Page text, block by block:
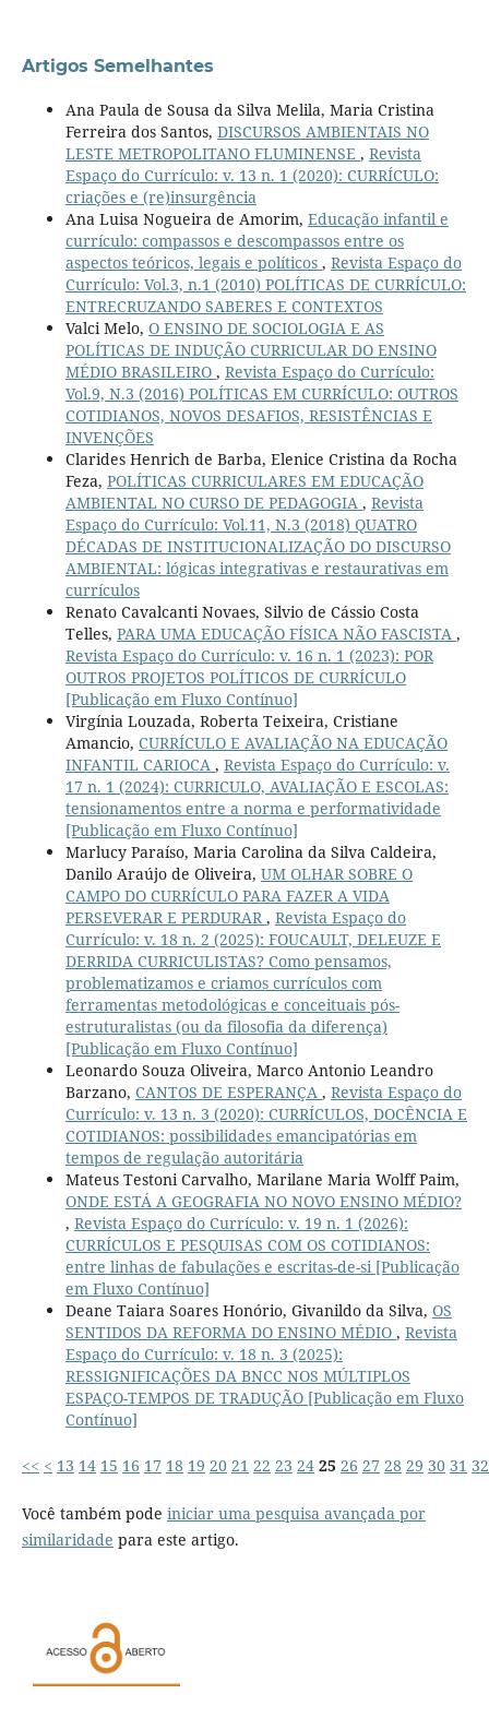
Artigos Semelhantes
Ana Paula de Sousa da Silva Melila, Maria Cristina
Ferreira dos Santos, DISCURSOS AMBIENTAIS NO
LESTE METROPOLITANO FLUMINENSE , Revista
Espaço do Currículo: v. 13 n. 1 (2020): CURRÍCULO:
criações e (re)insurgência
Ana Luisa Nogueira de Amorim, Educação infantil e
currículo: compassos e descompassos entre os
aspectos teóricos, legais e políticos , Revista Espaço do
Currículo: Vol.3, n.1 (2010) POLÍTICAS DE CURRÍCULO:
ENTRECRUZANDO SABERES E CONTEXTOS
Valci Melo, O ENSINO DE SOCIOLOGIA E AS
POLÍTICAS DE INDUÇÃO CURRICULAR DO ENSINO
MÉDIO BRASILEIRO , Revista Espaço do Currículo:
Vol.9, N.3 (2016) POLÍTICAS EM CURRÍCULO: OUTROS
COTIDIANOS, NOVOS DESAFIOS, RESISTÊNCIAS E
INVENÇÕES
Clarides Henrich de Barba, Elenice Cristina da Rocha
Feza, POLÍTICAS CURRICULARES EM EDUCAÇÃO
AMBIENTAL NO CURSO DE PEDAGOGIA , Revista
Espaço do Currículo: Vol.11, N.3 (2018) QUATRO
DÉCADAS DE INSTITUCIONALIZAÇÃO DO DISCURSO
AMBIENTAL: lógicas integrativas e restaurativas em
currículos
Renato Cavalcanti Novaes, Silvio de Cássio Costa
Telles, PARA UMA EDUCAÇÃO FÍSICA NÃO FASCISTA ,
Revista Espaço do Currículo: v. 16 n. 1 (2023): POR
OUTROS PROJETOS POLÍTICOS DE CURRÍCULO
[Publicação em Fluxo Contínuo]
Virgínia Louzada, Roberta Teixeira, Cristiane
Amancio, CURRÍCULO E AVALIAÇÃO NA EDUCAÇÃO
INFANTIL CARIOCA , Revista Espaço do Currículo: v.
17 n. 1 (2024): CURRICULO, AVALIAÇÃO E ESCOLAS:
tensionamentos entre a norma e performatividade
[Publicação em Fluxo Contínuo]
Marlucy Paraíso, Maria Carolina da Silva Caldeira,
Danilo Araújo de Oliveira, UM OLHAR SOBRE O
CAMPO DO CURRÍCULO PARA FAZER A VIDA
PERSEVERAR E PERDURAR, Revista Espaço do
Currículo: v. 18 n. 2 (2025): FOUCAULT, DELEUZE E
DERRIDA CURRICULISTAS? Como pensamos,
problematizamos e criamos currículos com
ferramentas metodológicas e conceituais pós-
estruturalistas (ou da filosofia da diferença)
[Publicação em Fluxo Contínuo]
Leonardo Souza Oliveira, Marco Antonio Leandro
Barzano, CANTOS DE ESPERANÇA , Revista Espaço do
Currículo: v. 13 n. 3 (2020): CURRÍCULOS, DOCÊNCIA E
COTIDIANOS: possibilidades emancipatórias em
tempos de regulação autoritária
Mateus Testoni Carvalho, Marilane Maria Wolff Paim,
ONDE ESTÁ A GEOGRAFIA NO NOVO ENSINO MÉDIO?
, Revista Espaço do Currículo: v. 19 n. 1 (2026):
CURRÍCULOS E PESQUISAS COM OS COTIDIANOS:
entre linhas de fabulações e escritas-de-si [Publicação
em Fluxo Contínuo]
Deane Taiara Soares Honório, Givanildo da Silva, OS
SENTIDOS DA REFORMA DO ENSINO MÉDIO , Revista
Espaço do Currículo: v. 18 n. 3 (2025):
RESSIGNIFICAÇÕES DA BNCC NOS MÚLTIPLOS
ESPAÇO-TEMPOS DE TRADUÇÃO [Publicação em Fluxo
Contínuo]
<< < 13 14 15 16 17 18 19 20 21 22 23 24 25 26 27 28 29 30 31 32
Você também pode iniciar uma pesquisa avançada por
similaridade para este artigo.